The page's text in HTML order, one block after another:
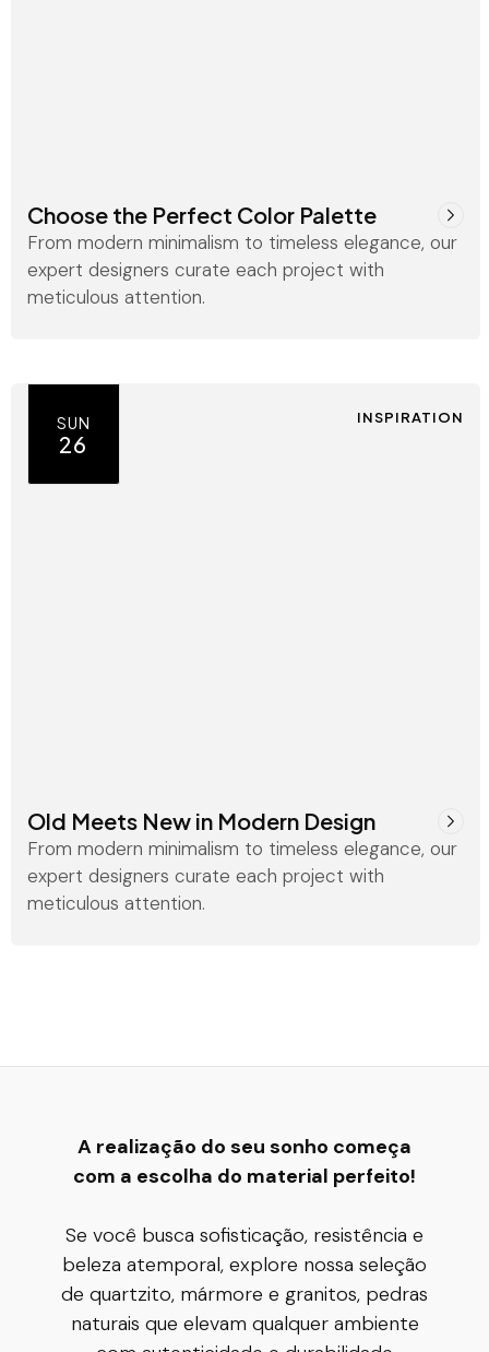
Choose the Perfect Color Palette
From modern minimalism to timeless elegance, our
expert designers curate each project with
meticulous attention.
SUN
26
INSPIRATION
Old Meets New in Modern Design
From modern minimalism to timeless elegance, our
expert designers curate each project with
meticulous attention.
A realização do seu sonho começa
com a escolha do material perfeito!
Se você busca sofisticação, resistência e
beleza atemporal, explore nossa seleção
de quartzito, mármore e granitos, pedras
naturais que elevam qualquer ambiente